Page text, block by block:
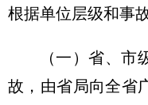
根据单位层级和事
（一）省、
故，由省局向全省